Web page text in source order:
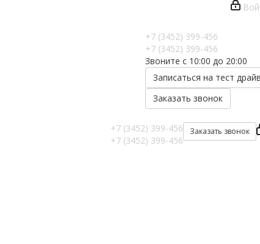
+7 (3452) 399-456
+7 (3452) 399-456
Звоните с 10:00 до 20:00
Записаться на тест
Заказать звонок
Заказать звонок
+7 (3452) 399-456
+7 (3452) 399-456